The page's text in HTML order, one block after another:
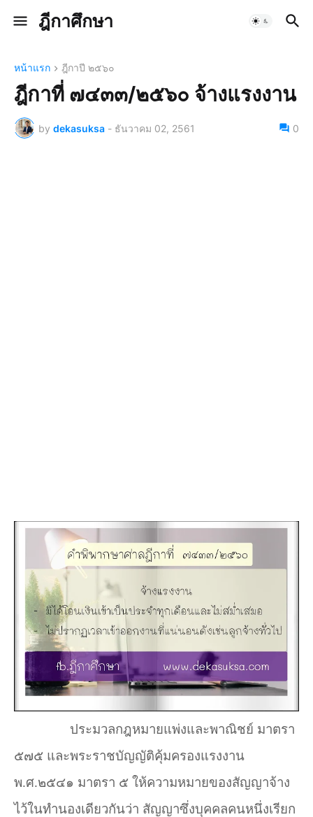
ฎีกาศึกษา
หน้าแรก ฎีกาปี ๒๕๖๐
ฎีกาที่ ๗๔๓๓/๒๕๖๐ จ้างแรงงาน
by dekasuksa - ธันวาคม 02, 2561 0
ประมวลกฎหมายแพ่งและพาณิชย์ มาตรา
๕๗๕ และพระราชบัญญัติคุ้มครองแรงงาน
พ.ศ.๒๕๔๑ มาตรา ๕ ให้ความหมายของสัญญาจ้าง
ไว้ในทำนองเดียวกันว่า สัญญาซึ่งบุคคลคนหนึ่งเรียก